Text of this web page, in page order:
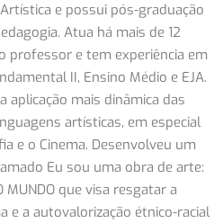
e possui pós-graduação
Atua há mais de 12
professor e tem experiência em
II, Ensino Médio e EJA.
aplicação mais dinâmica das
artísticas, em especial
e o Cinema. Desenvolveu um
Eu sou uma obra de arte:
MUNDO que visa resgatar a
e a autovalorização étnico-racial